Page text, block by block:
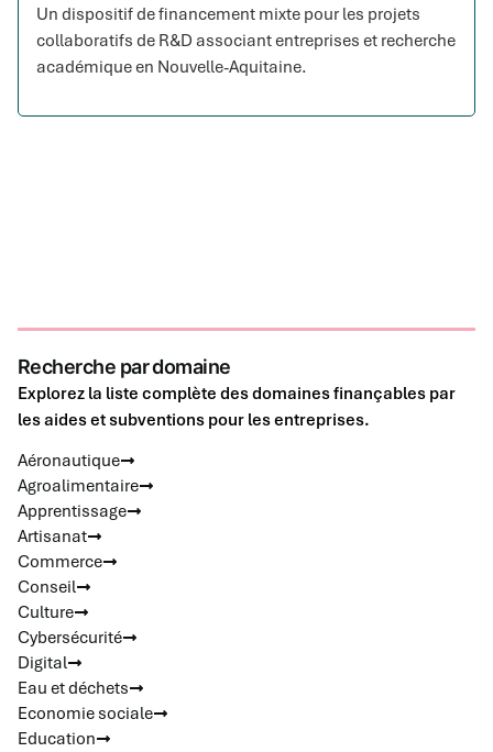
Un dispositif de financement mixte pour les projets
collaboratifs de R&D associant entreprises et recherche
académique en Nouvelle-Aquitaine.
Recherche par domaine
Explorez la liste complète des domaines finançables par
les aides et subventions pour les entreprises.
Aéronautique
Agroalimentaire
Apprentissage
Artisanat
Commerce
Conseil
Culture
Cybersécurité
Digital
Eau et déchets
Economie sociale
Education